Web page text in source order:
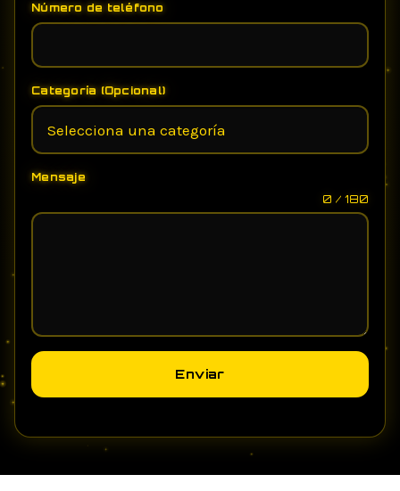
Número de teléfono
Categoría (Opcional)
Mensaje
0 / 180
Enviar